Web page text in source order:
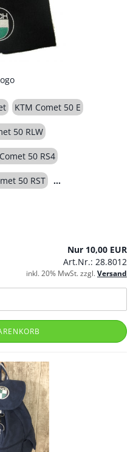
KTM Comet 50 E
50 RLW
50 RS4
50 RST
Nur 10,00 EUR
Art.Nr.: 28.8012
inkl. 20% MwSt. zzgl.Versand